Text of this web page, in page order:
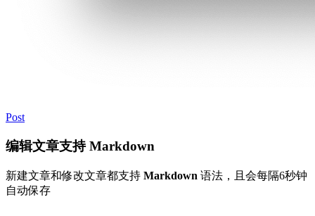
Post
编辑文章支持 Markdown
新建文章和修改文章都支持 Markdown 语法，且会每隔6秒钟
自动保存